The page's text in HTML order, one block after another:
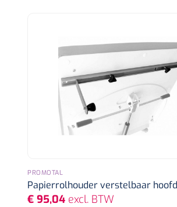
PROMOTAL
Papierrolhouder verstelbaar
€ 95,04 excl. BTW